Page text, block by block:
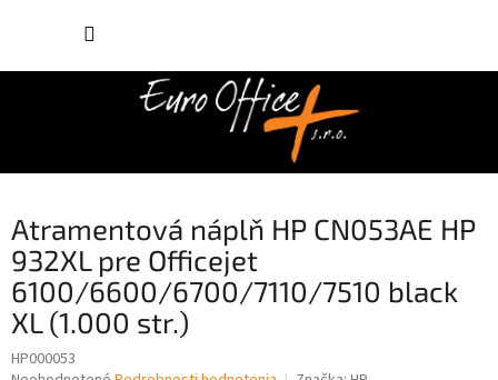
Atramentová náplň HP CN053AE HP
932XL pre Officejet
6100/6600/6700/7110/7510 black
XL (1.000 str.)
HP000053